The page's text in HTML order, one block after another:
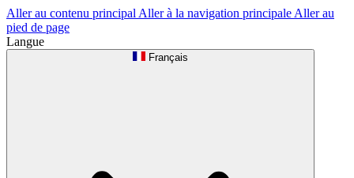
Aller au contenu principal Aller à la navigation principale Aller au
pied de page
Langue
Français